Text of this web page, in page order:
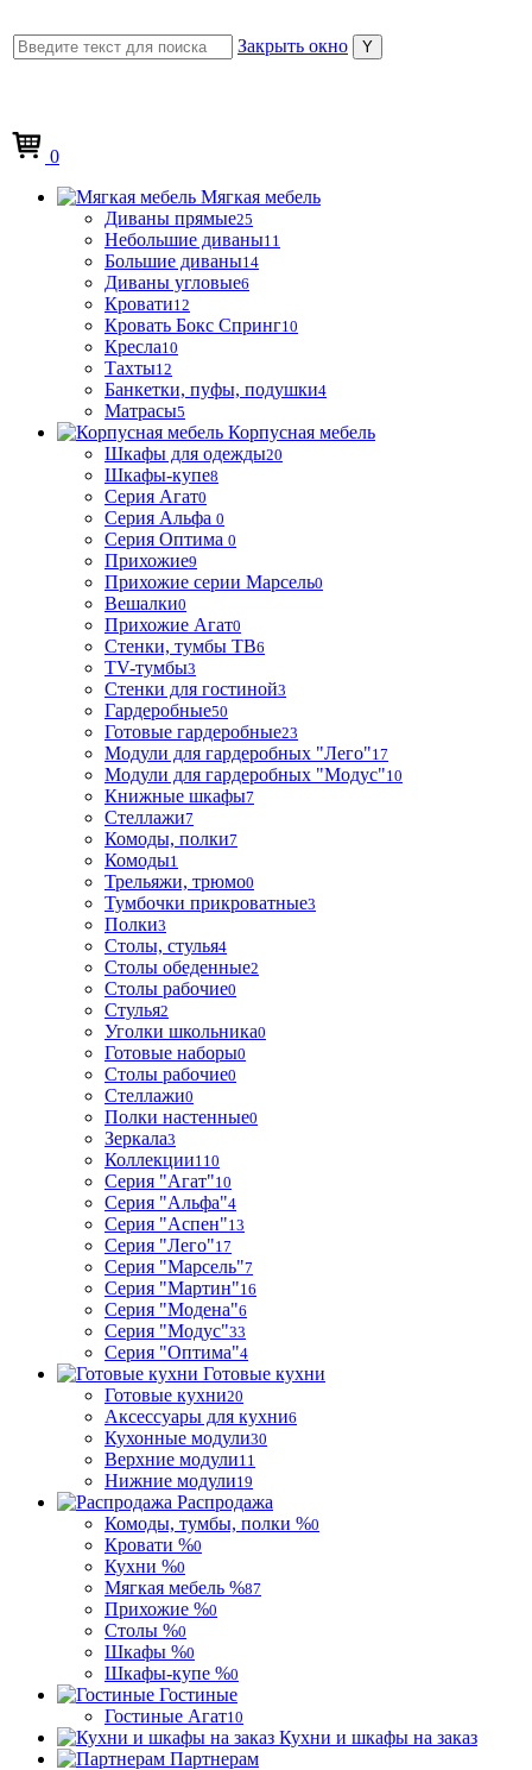
Закрыть окно
0
Мягкая мебель
Диваны прямые25
Небольшие диваны11
Большие диваны14
Диваны угловые6
Кровати12
Кровать Бокс Спринг10
Кресла10
Тахты12
Банкетки, пуфы, подушки4
Матрасы5
Корпусная мебель
Шкафы для одежды20
Шкафы-купе8
Серия Агат0
Серия Альфа 0
Серия Оптима 0
Прихожие9
Прихожие серии Марсель0
Вешалки0
Прихожие Агат0
Стенки, тумбы ТВ6
TV-тумбы3
Стенки для гостиной3
Гардеробные50
Готовые гардеробные23
Модули для гардеробных "Лего"17
Модули для гардеробных "Модус"10
Книжные шкафы7
Стеллажи7
Комоды, полки7
Комоды1
Трельяжи, трюмо0
Тумбочки прикроватные3
Полки3
Столы, стулья4
Столы обеденные2
Столы рабочие0
Стулья2
Уголки школьника0
Готовые наборы0
Столы рабочие0
Стеллажи0
Полки настенные0
Зеркала3
Коллекции110
Серия "Агат"10
Серия "Альфа"4
Серия "Аспен"13
Серия "Лего"17
Серия "Марсель"7
Серия "Мартин"16
Серия "Модена"6
Серия "Модус"33
Серия "Оптима"4
Готовые кухни
Готовые кухни20
Аксессуары для кухни6
Кухонные модули30
Верхние модули11
Нижние модули19
Распродажа
Комоды, тумбы, полки %0
Кровати %0
Кухни %0
Мягкая мебель %87
Прихожие %0
Столы %0
Шкафы %0
Шкафы-купе %0
Гостиные
Гостиные Агат10
Кухни и шкафы на заказ
Партнерам